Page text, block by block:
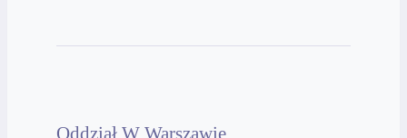
Oddział W Warszawie